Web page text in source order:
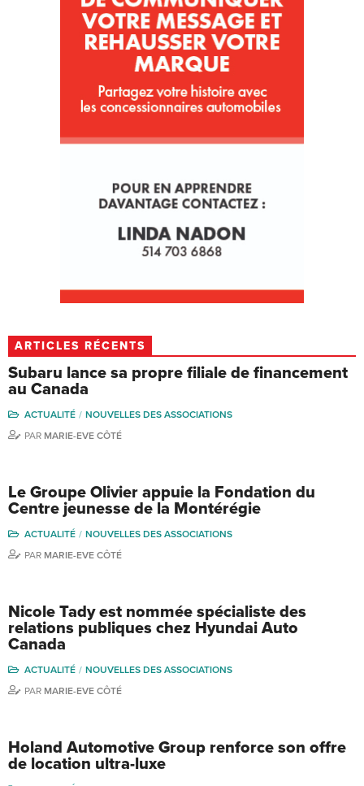
ARTICLES RÉCENTS
Subaru lance sa propre filiale de financement
au Canada
ACTUALITÉ
NOUVELLES DES ASSOCIATIONS
PAR MARIE-EVE CÔTÉ
Le Groupe Olivier appuie la Fondation du
Centre jeunesse de la Montérégie
ACTUALITÉ
NOUVELLES DES ASSOCIATIONS
PAR MARIE-EVE CÔTÉ
Nicole Tady est nommée spécialiste des
relations publiques chez Hyundai Auto
Canada
ACTUALITÉ
NOUVELLES DES ASSOCIATIONS
PAR MARIE-EVE CÔTÉ
Holand Automotive Group renforce son offre
de location ultra-luxe